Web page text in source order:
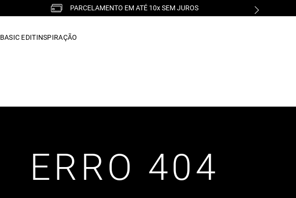
PARCELAMENTO EM ATÉ 10x SEM JUROS
BASIC EDITINSPIRAÇÃO
ERRO 404